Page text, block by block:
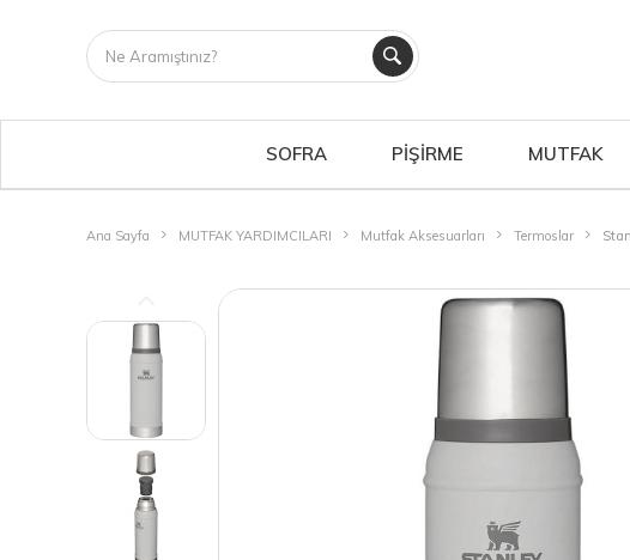
SOFRA PİŞİRME MUTFAK
Ana Sayfa MUTFAK YARDIMCILARI Mutfak Aksesuarları Termoslar